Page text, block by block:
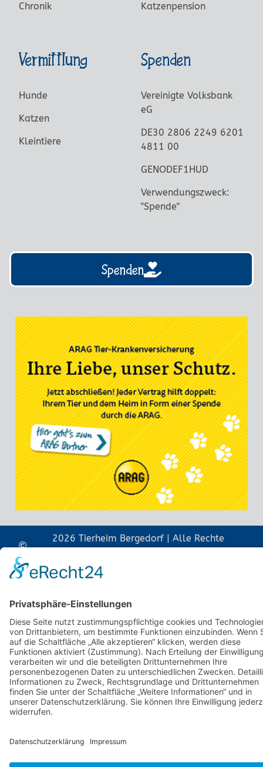
Chronik
Vermittlung
Hunde
Katzen
Kleintiere
Katzenpension
Spenden
Vereinigte Volksbank
eG
DE30 2806 2249 6201
4811 00
GENODEF1HUD
Verwendungszweck:
"Spende"
Spenden
2026 Tierheim Bergedorf | Alle Rechte
Impressum